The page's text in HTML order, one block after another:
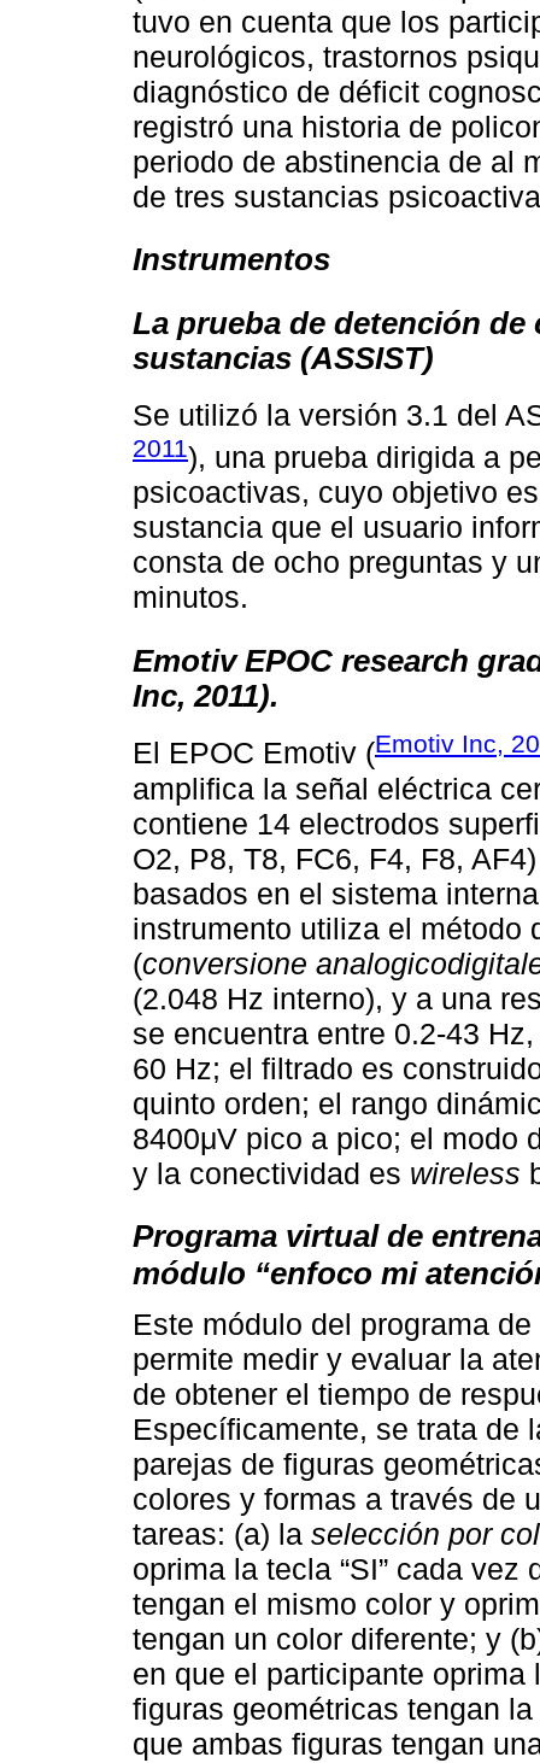
tuvo en cuenta que los
neurológicos, trastornos
diagnóstico de déficit
registró una historia de
periodo de abstinencia de al
de tres sustancias
Instrumentos
La prueba de detención
sustancias (ASSIST)
Se utilizó la versión 3.1 del
2011), una prueba dirigida a
psicoactivas, cuyo objetivo
sustancia que el usuario
consta de ocho preguntas y
minutos.
Emotiv EPOC research
Inc, 2011).
El EPOC Emotiv (Emotiv Inc,
amplifica la señal eléctrica
contiene 14 electrodos
O2, P8, T8, FC6, F4, F8,
basados en el sistema
instrumento utiliza el método
(conversione
(2.048 Hz interno), y a una
se encuentra entre 0.2-43
60 Hz; el filtrado es
quinto orden; el rango
8400μV pico a pico; el modo
y la conectividad es wireless
Programa virtual de
módulo “enfoco mi
Este módulo del programa
permite medir y evaluar la
de obtener el tiempo de
Específicamente, se trata de
parejas de figuras
colores y formas a través de
tareas: (a) la selección por
oprima la tecla “SI” cada
tengan el mismo color y
tengan un color diferente; y
en que el participante oprima
figuras geométricas tengan
que ambas figuras tengan